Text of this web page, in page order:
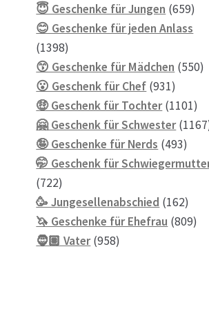
😇 Geschenke für Jungen 659659
😊 Geschenke für jeden Anlass
13981398
Produkte
😙 Geschenke für Mädchen 550
😮 Geschenk für Chef 931931
🤑 Geschenk für Tochter 1101
🤗 Geschenk für Schwester 1167
🤪 Geschenke für Nerds 493493
🤭 Geschenk für
722722
Produkte
🥳 Jungesellenabschied 162162
🦄 Geschenke für Ehefrau 809809
🧔🏽 Vater 958958